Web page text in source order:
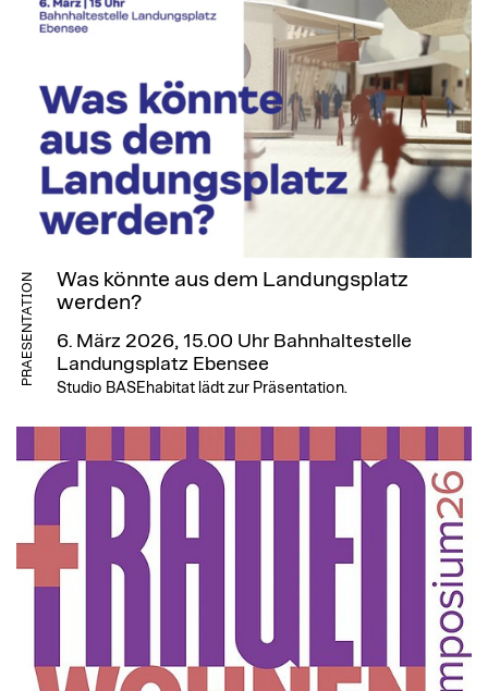
PRAESENTATION
Was könnte aus dem Landungsplatz
werden?
6. März 2026, 15.00 Uhr Bahnhaltestelle
Landungsplatz Ebensee
Studio BASEhabitat lädt zur Präsentation.